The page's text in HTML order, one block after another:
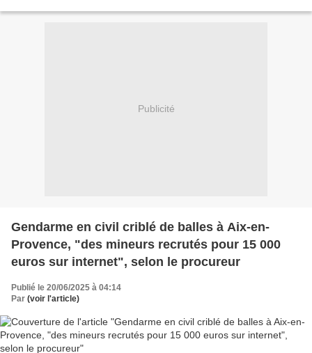
Publicité
Gendarme en civil criblé de balles à Aix-en-
Provence, "des mineurs recrutés pour 15 000
euros sur internet", selon le procureur
Publié le 20/06/2025 à 04:14
Par (voir l'article)